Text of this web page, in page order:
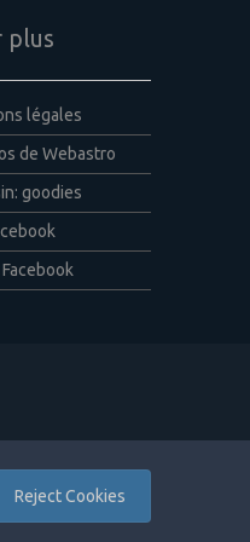
plus
légales
de Webastro
goodies
Reject Cookies